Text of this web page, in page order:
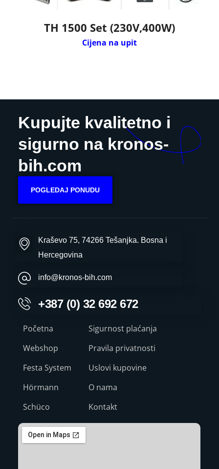
TH 1500 Set (230V,400W)
Cijena na upit
Kupujte kvalitetno i
sigurno na kronos-
bih.com
POGLEDAJ PONUDU
Kraševo 75, 74266 Tešanjka. Bosna i
Hercegovina
info@kronos-bih.com
+387 (0) 32 692 672
Početna
Webshop
Festa System
Hörmann
Schüco
Sigurnost plaćanja
Pravila privatnosti
Uslovi kupovine
O nama
Kontakt